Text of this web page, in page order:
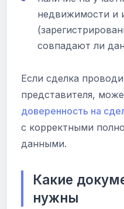
недвижимости и
совпадают ли
Если сделка
представителя,
доверенность на
с корректными
данными.
Какие
нужны